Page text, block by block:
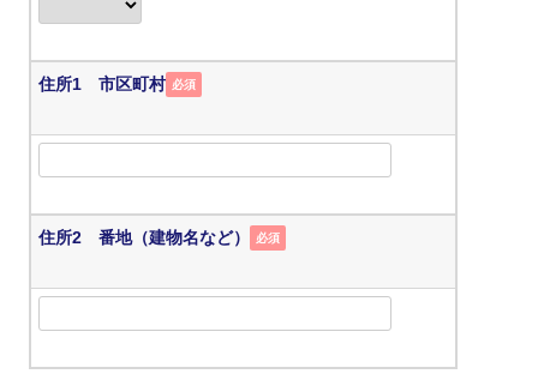
住所1 市区町村 必須
住所2 番地（建物名など） 必須